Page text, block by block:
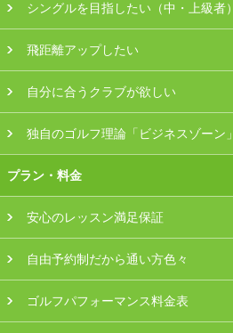
シングルを目指したい（中・上級者）
飛距離アップしたい
自分に合うクラブが欲しい
独自のゴルフ理論「ビジネスゾーン」
プラン・料金
安心のレッスン満足保証
自由予約制だから通い方色々
ゴルフパフォーマンス料金表